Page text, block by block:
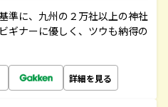
準に、九州の２万社以上の神社
ギナーに優しく、ツウも納得の
詳細を見る